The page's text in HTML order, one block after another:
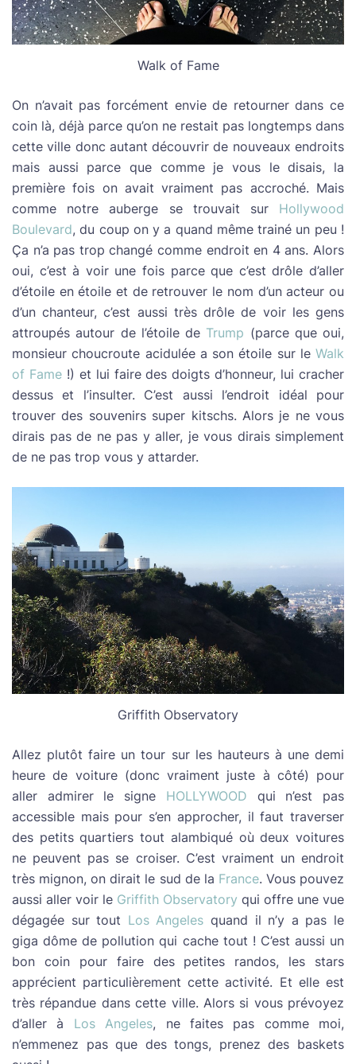
Walk of Fame
On n’avait pas forcément envie de retourner dans ce
coin là, déjà parce qu’on ne restait pas longtemps dans
cette ville donc autant découvrir de nouveaux endroits
mais aussi parce que comme je vous le disais, la
première fois on avait vraiment pas accroché. Mais
comme notre auberge se trouvait sur Hollywood
Boulevard, du coup on y a quand même trainé un peu !
Ça n’a pas trop changé comme endroit en 4 ans. Alors
oui, c’est à voir une fois parce que c’est drôle d’aller
d’étoile en étoile et de retrouver le nom d’un acteur ou
d’un chanteur, c’est aussi très drôle de voir les gens
attroupés autour de l’étoile de Trump (parce que oui,
monsieur choucroute acidulée a son étoile sur le Walk
of Fame!) et lui faire des doigts d’honneur, lui cracher
dessus et l’insulter. C’est aussi l’endroit idéal pour
trouver des souvenirs super kitschs. Alors je ne vous
dirais pas de ne pas y aller, je vous dirais simplement
de ne pas trop vous y attarder.
Griffith Observatory
Allez plutôt faire un tour sur les hauteurs à une demi
heure de voiture (donc vraiment juste à côté) pour
aller admirer le signe HOLLYWOOD qui n’est pas
accessible mais pour s’en approcher, il faut traverser
des petits quartiers tout alambiqué où deux voitures
ne peuvent pas se croiser. C’est vraiment un endroit
très mignon, on dirait le sud de la France. Vous pouvez
aussi aller voir le Griffith Observatory qui offre une vue
dégagée sur tout Los Angeles quand il n’y a pas le
giga dôme de pollution qui cache tout ! C’est aussi un
bon coin pour faire des petites randos, les stars
apprécient particulièrement cette activité. Et elle est
très répandue dans cette ville. Alors si vous prévoyez
d’aller à Los Angeles, ne faites pas comme moi,
n’emmenez pas que des tongs, prenez des baskets